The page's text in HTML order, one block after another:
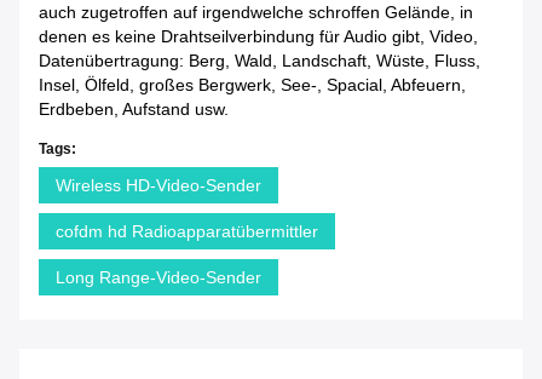
auch zugetroffen auf irgendwelche schroffen Gelände, in
denen es keine Drahtseilverbindung für Audio gibt, Video,
Datenübertragung: Berg, Wald, Landschaft, Wüste, Fluss,
Insel, Ölfeld, großes Bergwerk, See-, Spacial, Abfeuern,
Erdbeben, Aufstand usw.
Tags:
Wireless HD-Video-Sender
cofdm hd Radioapparatübermittler
Long Range-Video-Sender